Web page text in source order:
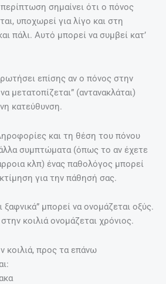
σημαίνει ότι ο πόνος
υποχωρεί για λίγο και στη
πάλι. Αυτό μπορεί να συμβεί κατ’
επίσης αν ο πόνος στην
μετατοπίζεται” (αντανακλάται)
κατεύθυνση.
και τη θέση του πόνου
συμπτώματα (όπως το αν έχετε
κλπ) ένας παθολόγος μπορεί
για την πάθησή σας.
μπορεί να ονομάζεται οξύς.
κοιλιά ονομάζεται χρόνιος.
κοιλιά, προς τα επάνω